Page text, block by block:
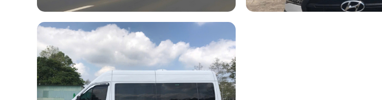
Dòng xe cao cấp với ghế da chỉnh điện, tích hợp
sang trọng. Xe trang bị hệ thống đèn LED, âm thanh
chất lượng cao và cổng sạc tiện ích tại từng vị trí ghế